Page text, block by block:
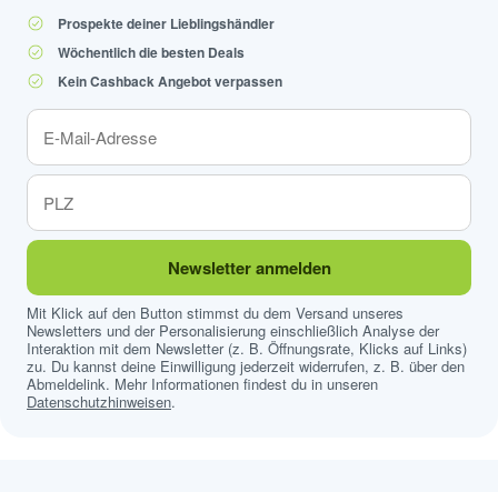
Prospekte deiner Lieblingshändler
Wöchentlich die besten Deals
Kein Cashback Angebot verpassen
Newsletter anmelden
Mit Klick auf den Button stimmst du dem Versand unseres
Newsletters und der Personalisierung einschließlich Analyse der
Interaktion mit dem Newsletter (z. B. Öffnungsrate, Klicks auf Links)
zu. Du kannst deine Einwilligung jederzeit widerrufen, z. B. über den
Abmeldelink. Mehr Informationen findest du in unseren
Datenschutzhinweisen.